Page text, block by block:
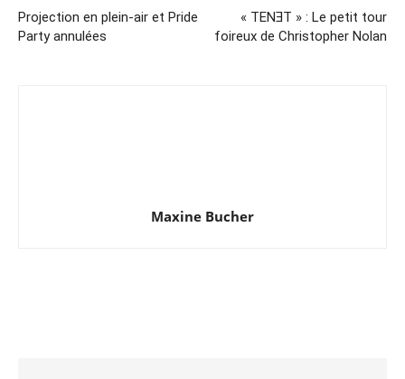
Projection en plein-air et Pride
Party annulées
« TENƎT » : Le petit tour
foireux de Christopher Nolan
Maxine Bucher